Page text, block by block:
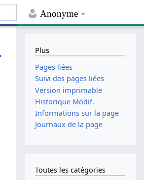
Anonyme
Plus
Pages liées
Suivi des pages liées
Version imprimable
Historique Modif.
Informations sur la page
Journaux de la page
Toutes les catégories